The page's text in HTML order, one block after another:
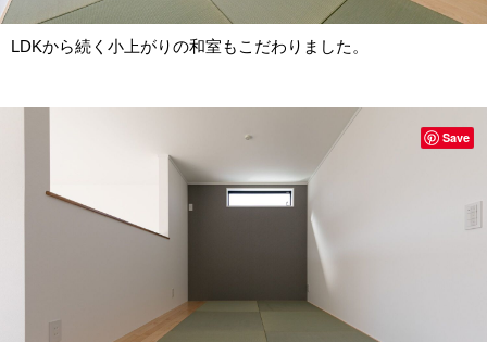
LDKから続く小上がりの和室もこだわりました。
Save